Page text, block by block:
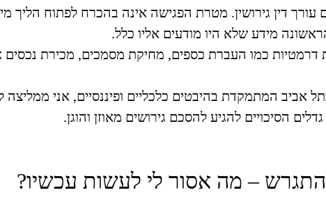
דין גירושין. מטרת הפגישה אינה בהכרח לפתוח הליך
מידע שלא היו מודעים אליו כלל.
דרמטיות כמו העברת כספים, מחיקת מסמכים, מכירת נכסים
בתל אביב המתמקדת בהיבטים כלכליים ופיננסיים, אני
הסיכויים להגיע להסכם גירושים מאוזן והוגן.
– מה אסור לי לעשות עכשיו?